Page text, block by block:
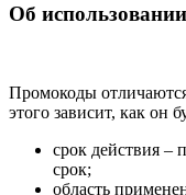
Об
Промокоды
этого зависит, как он
срок действия –
срок;
область